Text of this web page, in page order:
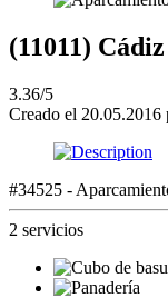
(11011)
3.36/5
Creado el 20.05.2016
#34525 -
2 servicios